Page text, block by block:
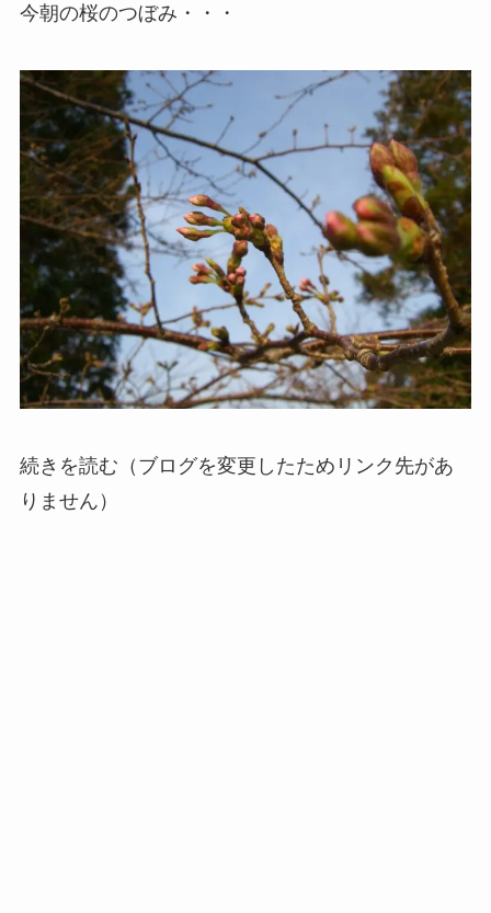
今朝の桜のつぼみ・・・
続きを読む（ブログを変更したためリンク先があ
りません）